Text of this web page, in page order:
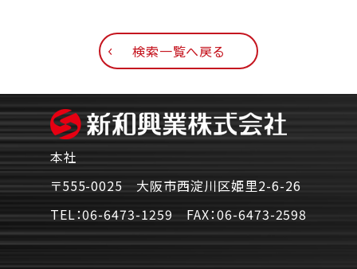
検索一覧へ戻る
本社
〒555-0025 大阪市西淀川区姫里2-6-26
TEL：06-6473-1259 FAX：06-6473-2598